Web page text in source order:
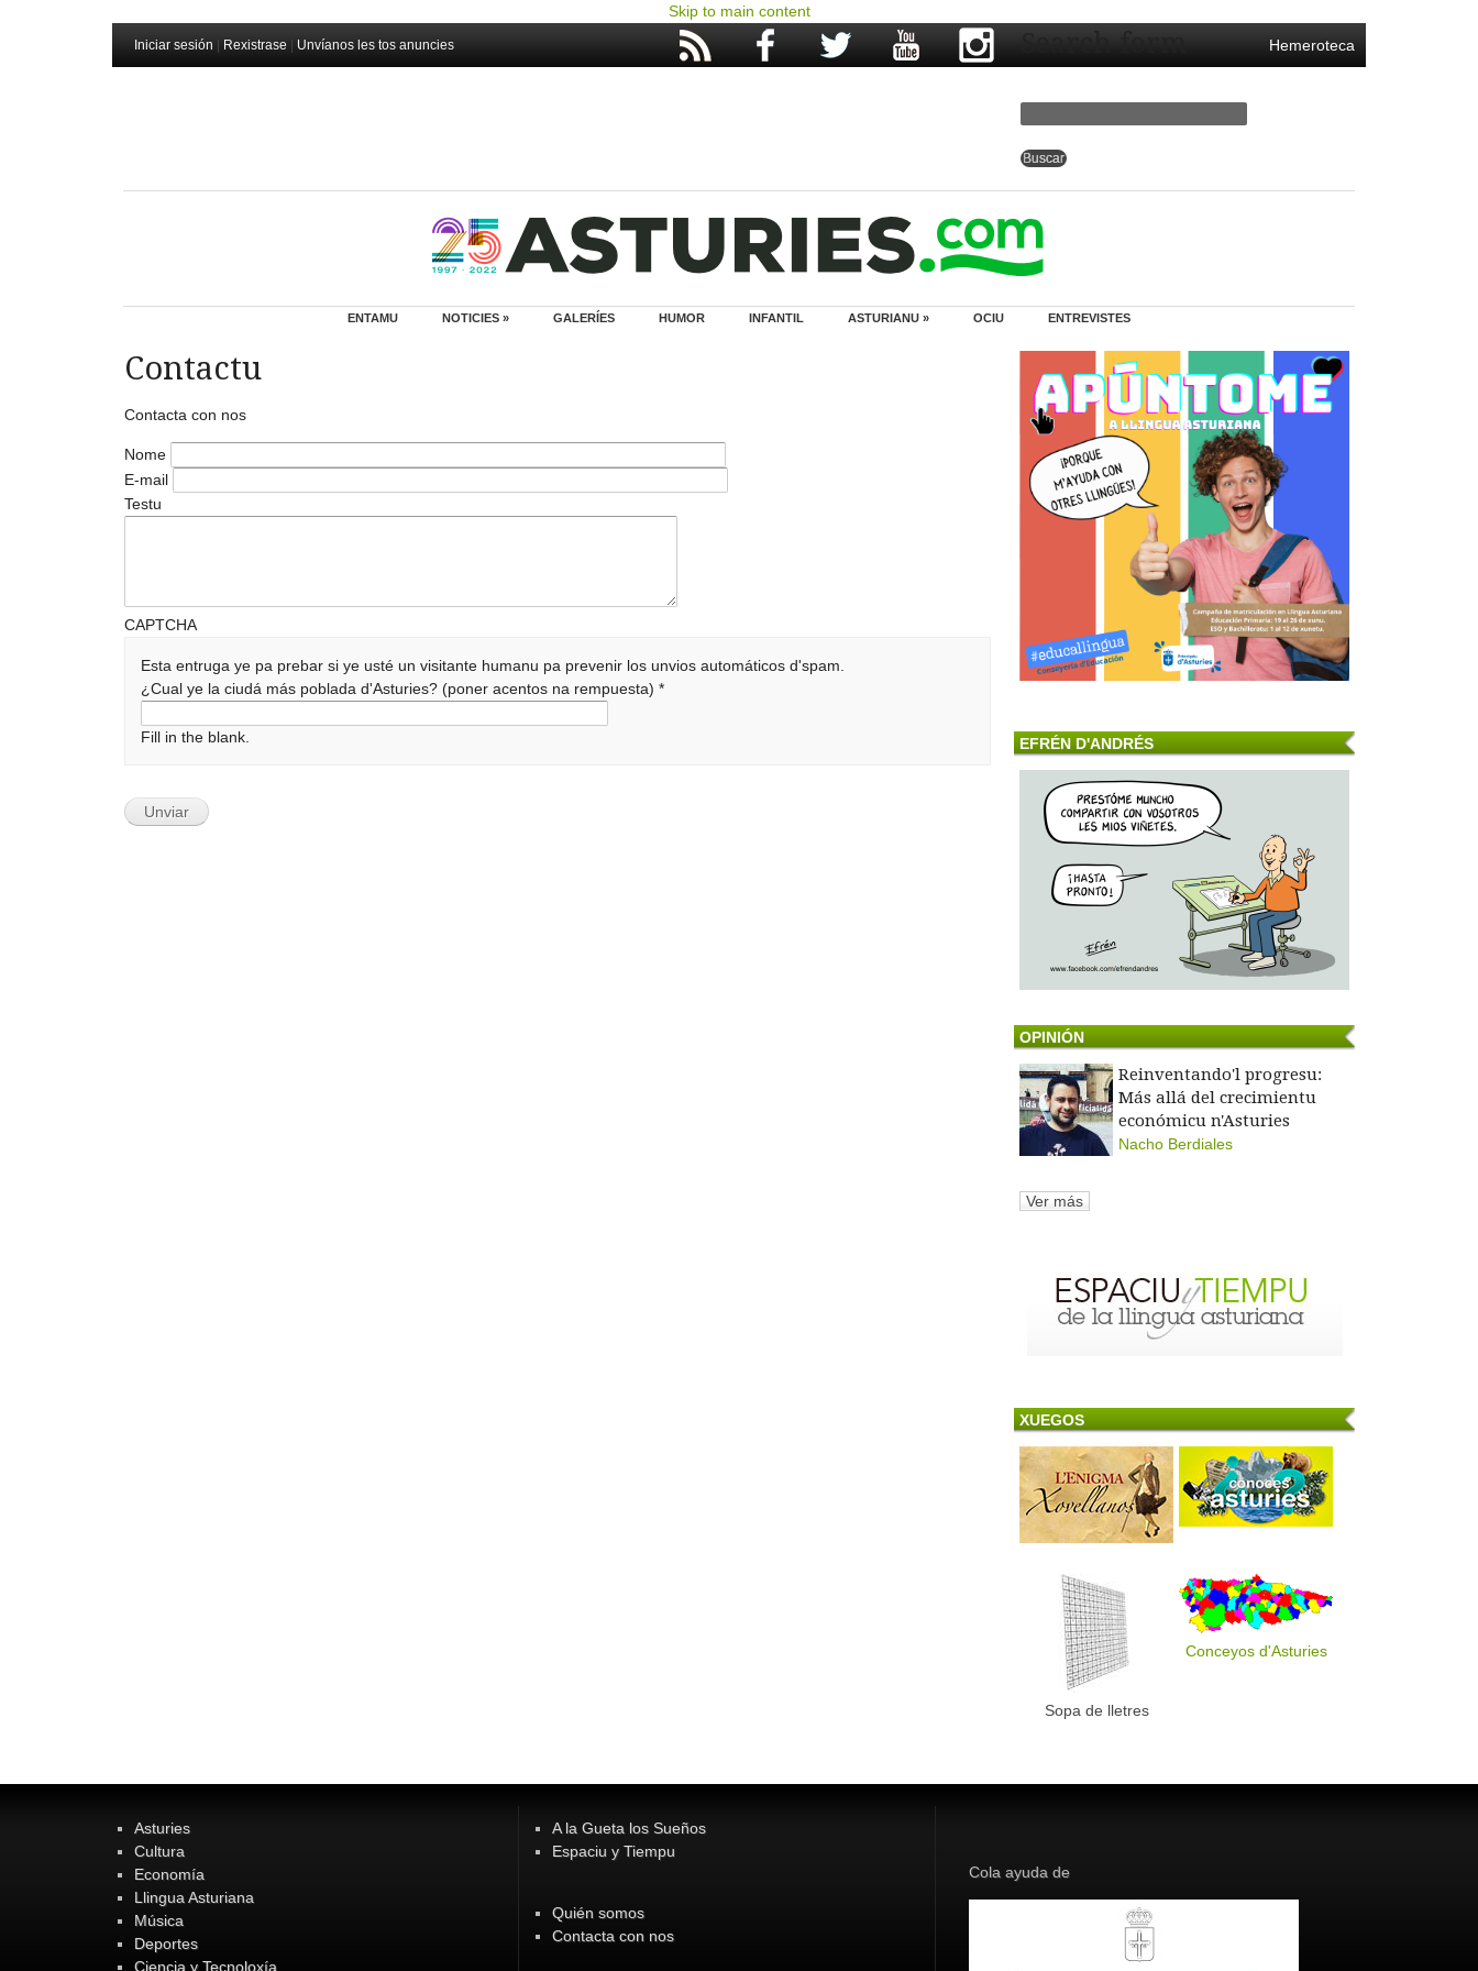
Skip to main content
Iniciar sesión Rexistrase Unvíanos les tos anuncies Hemeroteca
Search form
ENTAMU NOTICIES » GALERÍES HUMOR INFANTIL ASTURIANU » OCIU ENTREVISTES
Contactu
Contacta con nos
Nome
E-mail
Testu
CAPTCHA
Esta entruga ye pa prebar si ye usté un visitante humanu pa prevenir los unvios automáticos d'spam.
¿Cual ye la ciudá más poblada d'Asturies? (poner acentos na rempuesta)*
Fill in the blank. EFRÉN D'ANDRÉS
OPINIÓN
Reinventando'l progresu:
Más allá del crecimientu
económicu n'Asturies
Nacho Berdiales
Ver más
XUEGOS
Sopa de lletres
Conceyos d'Asturies
Asturies
Cultura
Economía
Llingua Asturiana
Música
Deportes
Ciencia y Tecnoloxía
A la Gueta los Sueños
Espaciu y Tiempu
Quién somos
Contacta con nos
Cola ayuda de